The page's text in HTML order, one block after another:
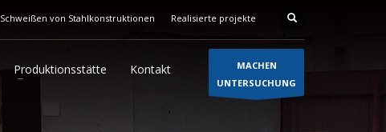
Schweißen von Stahlkonstruktionen Realisierte projekte
Produktionsstätte Kontakt
MACHEN
UNTERSUCHUNG